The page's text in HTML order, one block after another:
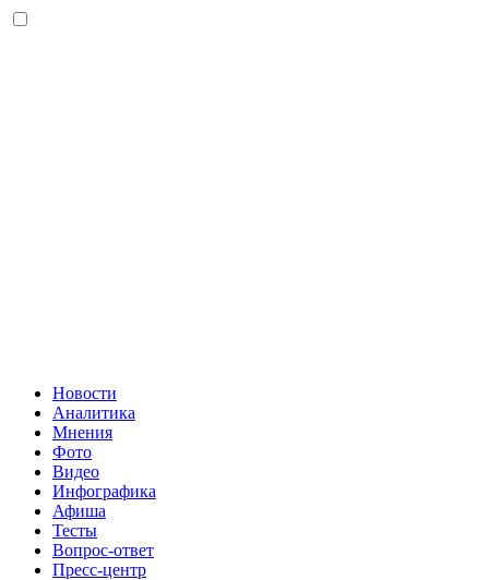
Новости
Аналитика
Мнения
Фото
Видео
Инфографика
Афиша
Тесты
Вопрос-ответ
Пресс-центр